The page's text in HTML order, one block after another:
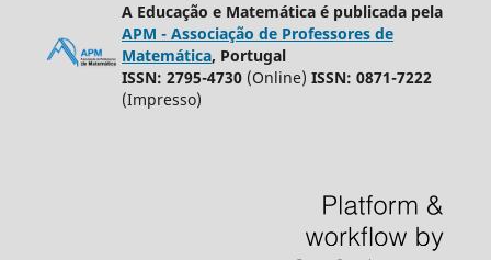
A Educação e Matemática é publicada pela
APM - Associação de Professores de
Matemática, Portugal
ISSN: 2795-4730 (Online) ISSN: 0871-7222
(Impresso)